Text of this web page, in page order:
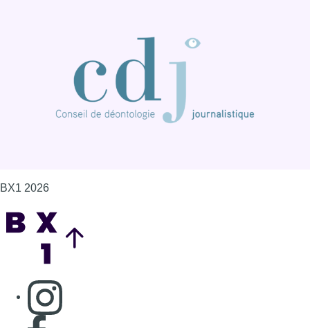
BX1 2026
Consulter page Instagram
Consulter page Facebook